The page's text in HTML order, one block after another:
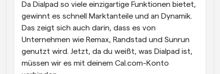
Da Dialpad so viele einzigartige Funktionen bietet,
gewinnt es schnell Marktanteile und an Dynamik.
Das zeigt sich auch darin, dass es von
Unternehmen wie Remax, Randstad und Sunrun
genutzt wird. Jetzt, da du weißt, was Dialpad ist,
müssen wir es mit deinem Cal.com-Konto